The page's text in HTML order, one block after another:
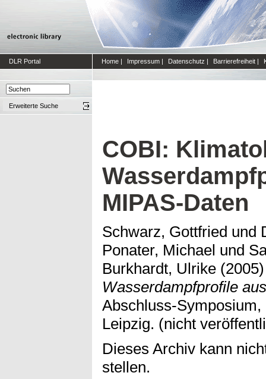
DLR Portal Home | Impressum | Datenschutz | Barrierefreiheit |
Erweiterte Suche
COBI:
MIPAS-Daten
Schwarz, Gottfried und
Ponater, Michael und
Burkhardt, Ulrike
Wasserdampfprofile
Abschluss-
Leipzig. (nicht
Dieses Archiv kann
stellen.